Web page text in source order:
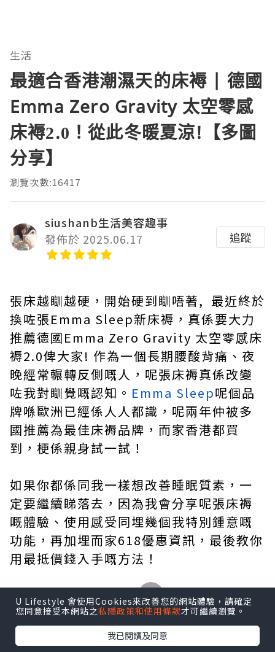
U Lifestyle 會使用Cookies來改善您的網站體驗，請確定
您同意接受本網站之私隱政策和使用條款才可繼續瀏覽。
我已閱讀及同意
生活
最適合香港潮濕天的床褥 | 德國
Emma Zero Gravity 太空零感
床褥2.0！從此冬暖夏涼!【多圖
分享】
瀏覽次數:16417
siushanb生活美容趣事
發佈於 2025.06.17
追蹤
張床越瞓越硬，開始硬到瞓唔著, 最近終於
換咗張Emma Sleep新床褥，真係要大力
推薦德國Emma Zero Gravity 太空零感床
褥2.0俾大家! 作為一個長期腰酸背痛、夜
晚經常輾轉反側嘅人，呢張床褥真係改變
咗我對瞓覺嘅認知。 Emma Sleep呢個品
牌喺歐洲已經係人人都識，呢兩年仲被多
國推薦為最佳床褥品牌，而家香港都買
到，梗係親身試一試！
如果你都係同我一樣想改善睡眠質素，一
定要繼續睇落去，因為我會分享呢張床褥
嘅體驗、使用感受同埋幾個我特別鍾意嘅
功能，再加埋而家618優惠資訊，最後教你
用最抵價錢入手嘅方法！